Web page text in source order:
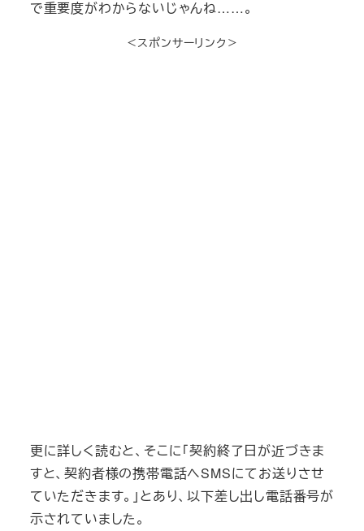
で重要度がわからないじゃんね……。
＜スポンサーリンク＞
更に詳しく読むと、そこに「契約終了日が近づきま
すと、契約者様の携帯電話へSMSにてお送りさせ
ていただきます。」とあり、以下差し出し電話番号が
示されていました。